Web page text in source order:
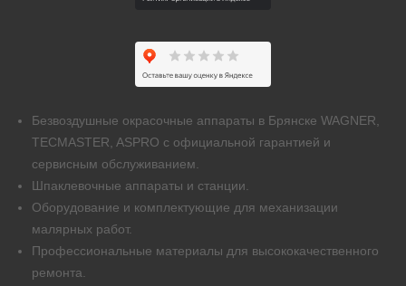
Безвоздушные окрасочные аппараты в Брянске WAGNER,
TECMASTER, ASPRO с официальной гарантией и
сервисным обслуживанием.
Шпаклевочные аппараты и станции.
Оборудование и комплектующие для механизации
малярных работ.
Профессиональные материалы для высококачественного
ремонта.